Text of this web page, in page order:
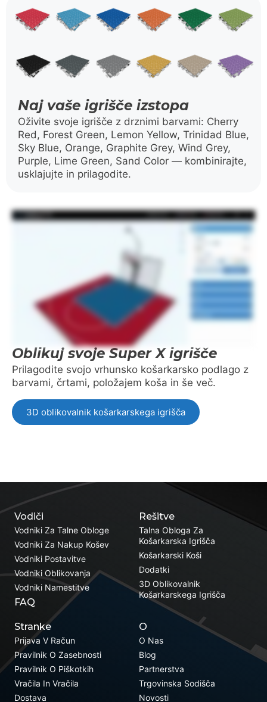
Naj vaše igrišče izstopa
Oživite svoje igrišče z drz­nimi barvami: Cherry
Red, Forest Green, Lemon Yellow, Trinidad Blue,
Sky Blue, Orange, Graphite Grey, Wind Grey,
Purple, Lime Green, Sand Color — kombinirajte,
usklajujte in prilagodite.
Oblikuj svoje Super X igrišče
Prilagodite svojo vrhunsko košarkarsko podlago z
barvami, črtami, položajem koša in še več.
3D oblikovalnik košarkarskega igrišča
Rešitve
Talna Obloga Za
Košarkarska Igrišča
Košarkarski Koši
Dodatki
3D Oblikovalnik
Košarkarskega Igrišča
Vodiči
Vodniki Za Talne Obloge
Vodniki Za Nakup Košev
Vodniki Postavitve
Vodniki Oblikovanja
Vodniki Namestitve
FAQ
Stranke
Prijava V Račun
Pravilnik O Zasebnosti
Pravilnik O Piškotkih
Vračila In Vračila
Dostava
O
O Nas
Blog
Partnerstva
Trgovinska Sodišča
Novosti